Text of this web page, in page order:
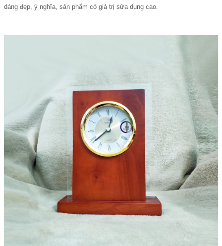
dáng đẹp, ý nghĩa, sản phẩm có giá trị sửa dụng cao.